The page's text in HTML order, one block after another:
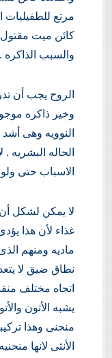
مرتع للطفيليات
كائن ميت مقتول
والسبب الذاكره .
الروح يجب أن
وخير ذاكره
النوويه وهى
الحاله البشريه .
الاسباب حتى ولو
لا يمكن لشكل أن
غذاء لأن هذا
ماديه ومنهم
اتجاه مختلف
يشبه الأتون
منحنى وهذا
الأنثى لانها